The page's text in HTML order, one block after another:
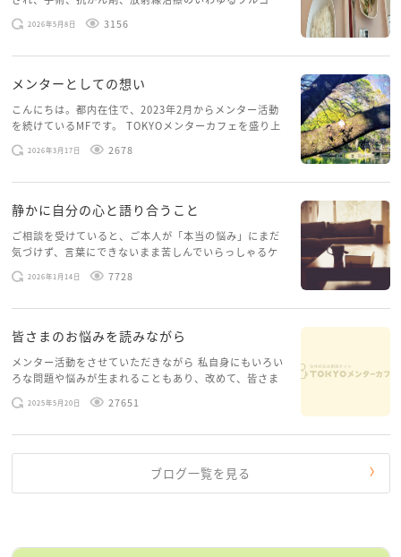
スを体験していて、しばらくメンターカフェに来られて
いませんでした。体力だけでなく、気力も落ちパソコン
2026年5月8日 3156
メンターとしての想い
こんにちは。都内在住で、2023年2月からメンター活動
を続けているMFです。 TOKYOメンターカフェを盛り上
げたいという想いから、勇気を出して初めてブログを投
稿してみようと思います。少し自分のことを書いてみま
2026年3月17日 2678
静かに自分の心と語り合うこと
ご相談を受けていると、ご本人が「本当の悩み」にまだ
気づけず、言葉にできないまま苦しんでいらっしゃるケ
ースがありますお悩みというのは、心の深いところ（深
層心理）に触れることで、まったく違う角度から解決の
2026年1月14日 7728
皆さまのお悩みを読みながら
メンター活動をさせていただきながら 私自身にもいろい
ろな問題や悩みが生まれることもあり、改めて、皆さま
のお悩みを読みながら 「みんな、もがいてる。わたし
だけじゃないんだな」と、逆に励まされるような日々で
2025年5月20日 27651
ブログ一覧を見る